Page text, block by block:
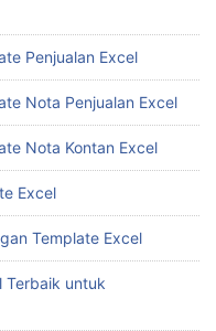
Penjualan Excel
Nota Penjualan Excel
Nota Kontan Excel
Excel
Template Excel
Terbaik untuk